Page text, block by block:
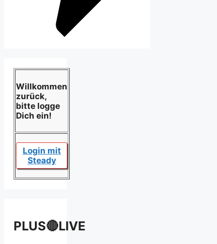
Willkommen
zurück,
bitte logge
Dich ein!
Login mit
Steady
PLUS🔴LIVE